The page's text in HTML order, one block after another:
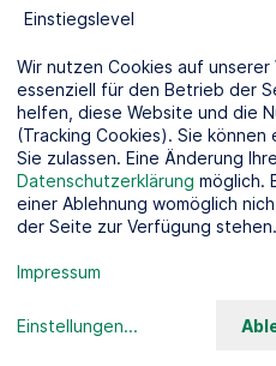
Einstiegslevel
SOCIAL MEDIA
KOOPERATIONSPARTNER
Wir nutzen Cookies auf
essenziell für den Betrieb der
helfen, diese Website und die
(Tracking Cookies). Sie
Sie zulassen. Eine Änderung
Datenschutzerklärung möglich.
einer Ablehnung womöglich
der Seite zur Verfügung stehen.
Impressum
Einstellungen...